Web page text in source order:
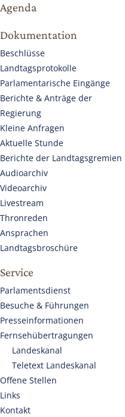
Agenda
Dokumentation
Beschlüsse
Landtagsprotokolle
Parlamentarische Eingänge
Berichte & Anträge der
Regierung
Kleine Anfragen
Aktuelle Stunde
Berichte der Landtagsgremien
Audioarchiv
Videoarchiv
Livestream
Thronreden
Ansprachen
Landtagsbroschüre
Service
Parlamentsdienst
Besuche & Führungen
Presseinformationen
Fernsehübertragungen
Landeskanal
Teletext Landeskanal
Offene Stellen
Links
Kontakt